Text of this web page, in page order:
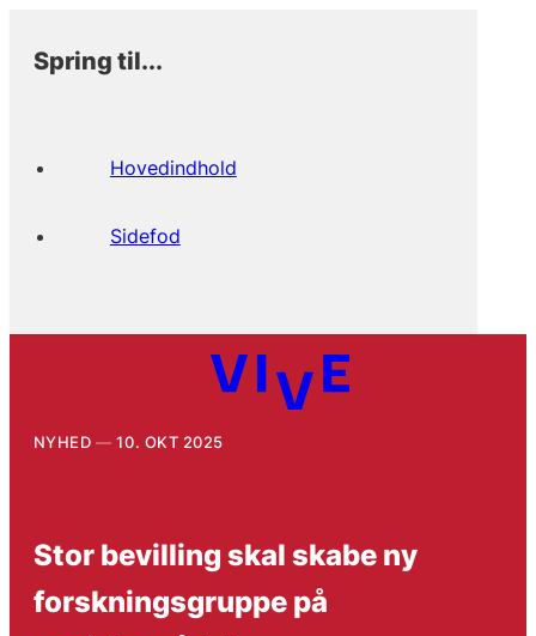
Spring til...
Hovedindhold
Sidefod
NYHED 10. OKT 2025
Stor bevilling skal skabe ny
forskningsgruppe på